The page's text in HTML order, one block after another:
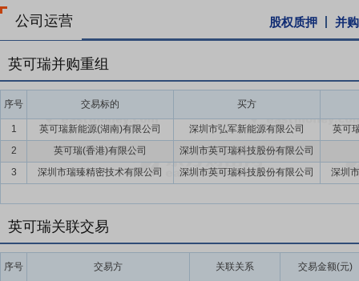
提高采购效率，控制采购成本；其次，随着公司业务的快速增长，采
艺设计，在部件小型化、标准化方面取得良好进展，降低单位产品的
的降低。
要点10：品牌及客户优势
公司始终坚持产品质量和客户优先的理念
了产品的高效率、高可靠性，为客户提供了高性价比的产品。产品种
方案。“英可瑞”产品在客户中积累了一定的品牌优势。
要点11：良好的运营管理能力
公司一直秉承“求实、创新、互惠、
硬、稳定的管理团队，以及经验丰富的研发人才。同时，公司逐步建
册资本的议案》,为满足全资子公司深圳市英可瑞直流技术有限公司(
元。本次增资完成后,英可瑞直流注册资本由原人民币1,000万元增加
构成关联交易,也不构成《上市公司重大资产重组管理办法》规定的重
公司运营 股权质押 并
英可瑞并购重组
序号 交易标的 买方
1 英可瑞新能源(湖南)有限公司 深圳市弘军新能源有限公司
英可
2
英可瑞(香港)有限公司
深圳市英可瑞科技股份有限公司
3
深圳市瑞臻精密技术有限公司 深圳市英可瑞科技股份有限公司 深圳
英可瑞关联交易
序号 交易方 关联关系 交易金额(元)